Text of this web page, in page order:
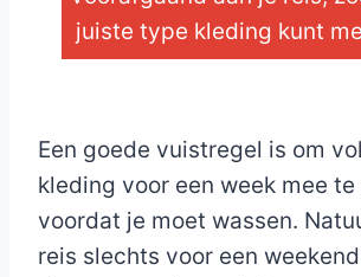
juiste type kleding kunt
Een goede vuistregel is om
kleding voor een week mee te
voordat je moet wassen.
reis slechts voor een